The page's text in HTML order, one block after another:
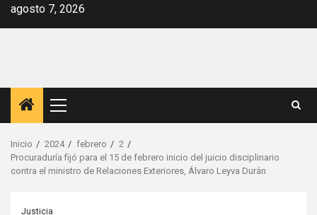
Saltar
agosto 7, 2026
Menú
principal
Inicio 2024 febrero
2
Procuraduría fijó para el 15 de febrero inicio del juicio disciplinario
contra el ministro de Relaciones Exteriores, Álvaro Leyva Durán
Justicia